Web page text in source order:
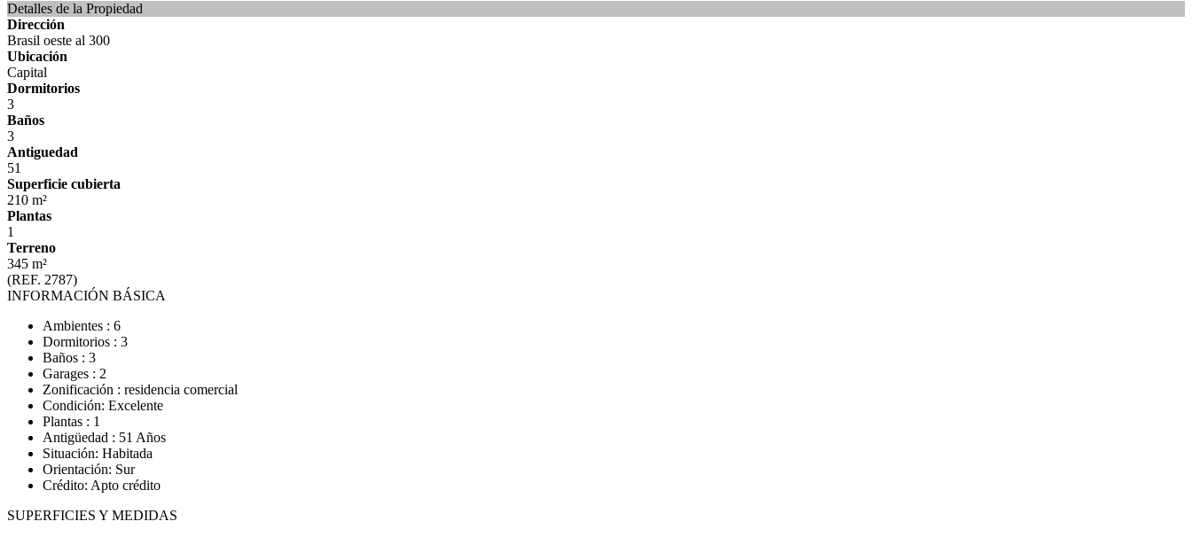
Detalles de la Propiedad
Dirección
Brasil oeste al 300
Ubicación
Capital
Dormitorios
3
Baños
3
Antiguedad
51
Superficie cubierta
210 m²
Plantas
1
Terreno
345 m²
(REF. 2787)
INFORMACIÓN BÁSICA
Ambientes : 6
Dormitorios : 3
Baños : 3
Garages : 2
Zonificación : residencia comercial
Condición: Excelente
Plantas : 1
Antigüedad : 51 Años
Situación: Habitada
Orientación: Sur
Crédito: Apto crédito
SUPERFICIES Y MEDIDAS